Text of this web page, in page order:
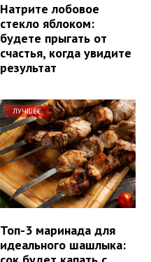
Натрите лобовое
стекло яблоком:
будете прыгать от
счастья, когда увидите
результат
ЛУЧШЕЕ
Топ-3 маринада для
идеального шашлыка: